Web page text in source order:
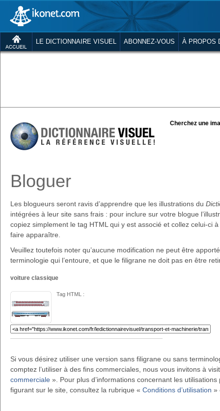
LE DICTIONNAIRE VISUEL ABONNEZ-VOUS À PROPOS
Cherchez une
Bloguer
Les blogueurs seront ravis d’apprendre que les illustrations du
intégrées à leur site sans frais : pour inclure sur votre blogue
copiez simplement le tag HTML qui y est associé et collez celui-ci
faire apparaître.
Veuillez toutefois noter qu’aucune modification ne peut être
terminologie qui l’entoure, et que le filigrane ne doit pas en être
voiture classique
Tag HTML :
Si vous désirez utiliser une version sans filigrane ou sans
comptez l’utiliser à des fins commerciales, nous vous invitons à
commerciale ». Pour plus d’informations concernant les
figurant sur le site, consultez la rubrique « Conditions d’utilisation »